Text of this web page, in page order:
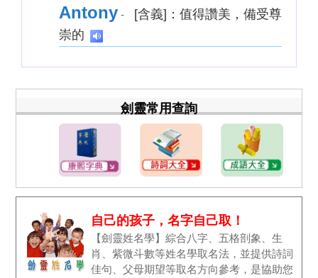
Antony -
[含義]：值得讚美，備受尊
崇的
劍靈常用查詢
自己的孩子，名字自己取！
【劍靈姓名學】綜合八字、五格剖象、生
肖、紫微斗數等姓名學取名法，並提供詩詞
佳句、父母期望等取名方向參考，是協助您